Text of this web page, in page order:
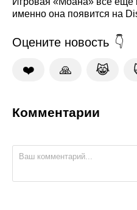
именно она появится на
Оцените новость
❤️ 🙏 😹
Комментарии